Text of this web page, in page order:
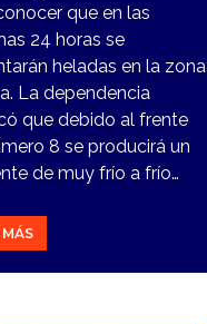
que en las
24 horas se
heladas en la zona
La dependencia
que debido al frente
8 se producirá un
de muy frío a frío…
MÁS